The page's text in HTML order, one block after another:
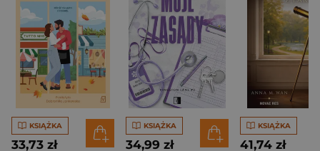
KSIĄŻKA
33,73 zł
KSIĄŻKA
34,99 zł
KSIĄŻKA
41,74 zł